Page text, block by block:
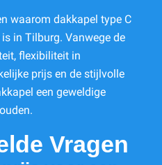
waarom dakkapel type C
in Tilburg. Vanwege de
flexibiliteit in
prijs en de stijlvolle
een geweldige
Vragen